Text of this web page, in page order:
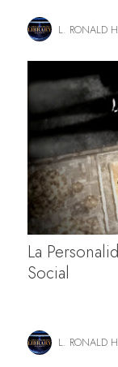
L. RONALD
La
Social
L. RONALD